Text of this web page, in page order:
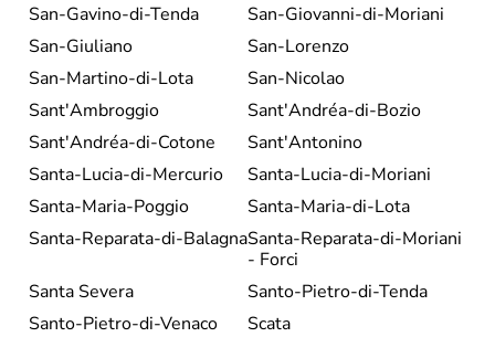
San-Gavino-di-Tenda
San-Giovanni-di-Moriani
San-Giuliano
San-Lorenzo
San-Martino-di-Lota
San-Nicolao
Sant'Ambroggio
Sant'Andréa-di-Bozio
Sant'Andréa-di-Cotone
Sant'Antonino
Santa-Lucia-di-Mercurio
Santa-Lucia-di-Moriani
Santa-Maria-Poggio
Santa-Maria-di-Lota
Santa-Reparata-di-BalagnaSanta-Reparata-di-Moriani
- Forci
Santa Severa
Santo-Pietro-di-Tenda
Santo-Pietro-di-Venaco
Scata